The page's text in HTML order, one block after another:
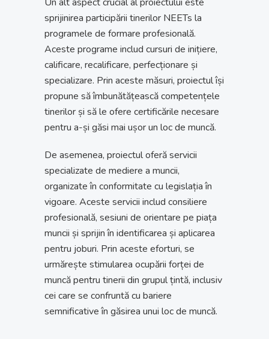
sprijinirea participării tinerilor NEETs la
programele de formare profesională.
Aceste programe includ cursuri de inițiere,
calificare, recalificare, perfecționare și
specializare. Prin aceste măsuri, proiectul își
propune să îmbunătățească competențele
tinerilor și să le ofere certificările necesare
pentru a-și găsi mai ușor un loc de muncă.
De asemenea, proiectul oferă servicii
specializate de mediere a muncii,
organizate în conformitate cu legislația în
vigoare. Aceste servicii includ consiliere
profesională, sesiuni de orientare pe piața
muncii și sprijin în identificarea și aplicarea
pentru joburi. Prin aceste eforturi, se
urmărește stimularea ocupării forței de
muncă pentru tinerii din grupul țintă, inclusiv
cei care se confruntă cu bariere
semnificative în găsirea unui loc de muncă.